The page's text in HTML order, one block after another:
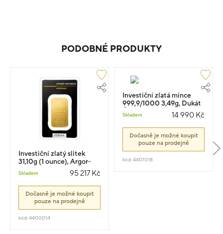
PODOBNÉ PRODUKTY
Investiční zlatý slitek
31,10g (1 ounce), Argor-
Skladem 95 217 Kč
Dočasně je možné koupit
pouze na prodejně
kód: 4400014
Investiční zlatá mince
999,9/1000 3,49g, Dukát
ČR 2023 Brakteát
Skladem 14 990 Kč
Dočasně je možné koupit
pouze na prodejně
kód: 4401018